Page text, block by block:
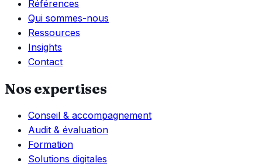
Références
Qui sommes-nous
Ressources
Insights
Contact
Nos expertises
Conseil & accompagnement
Audit & évaluation
Formation
Solutions digitales